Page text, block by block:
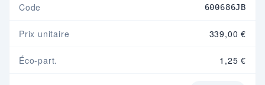
Code 600686JB
Prix unitaire 339,00 €
Éco-part. 1,25 €